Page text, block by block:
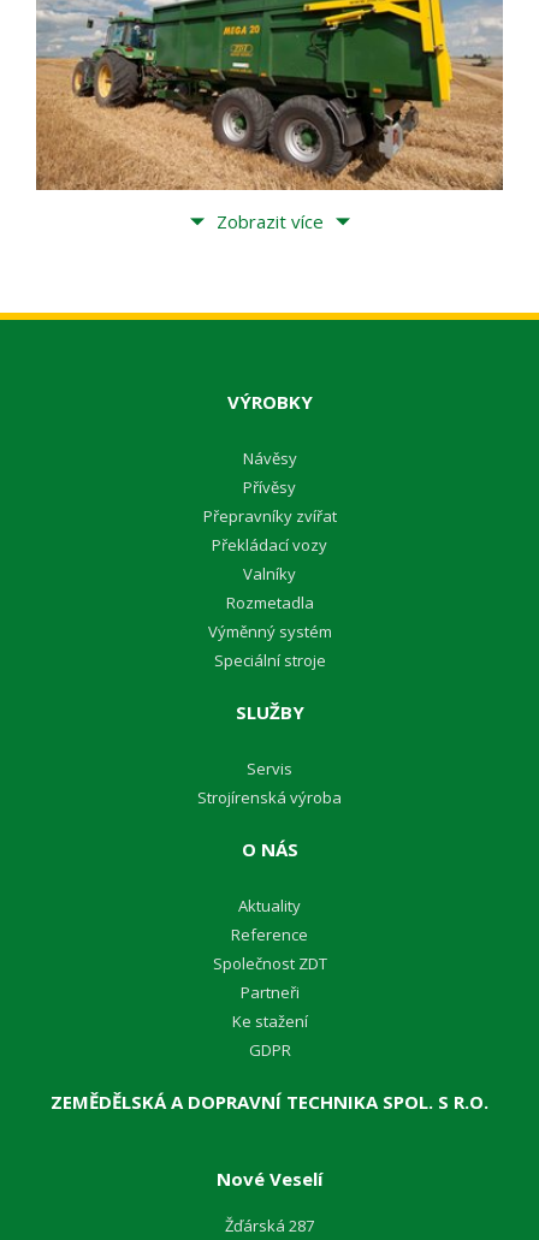
Zobrazit více
VÝROBKY
Návěsy
Přívěsy
Přepravníky zvířat
Překládací vozy
Valníky
Rozmetadla
Výměnný systém
Speciální stroje
SLUŽBY
Servis
Strojírenská výroba
O NÁS
Aktuality
Reference
Společnost ZDT
Partneři
Ke stažení
GDPR
ZEMĚDĚLSKÁ A DOPRAVNÍ TECHNIKA SPOL. S R.O.
Nové Veselí
Žďárská 287